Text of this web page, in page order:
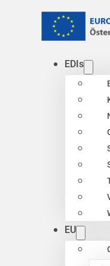
EDIs
EU